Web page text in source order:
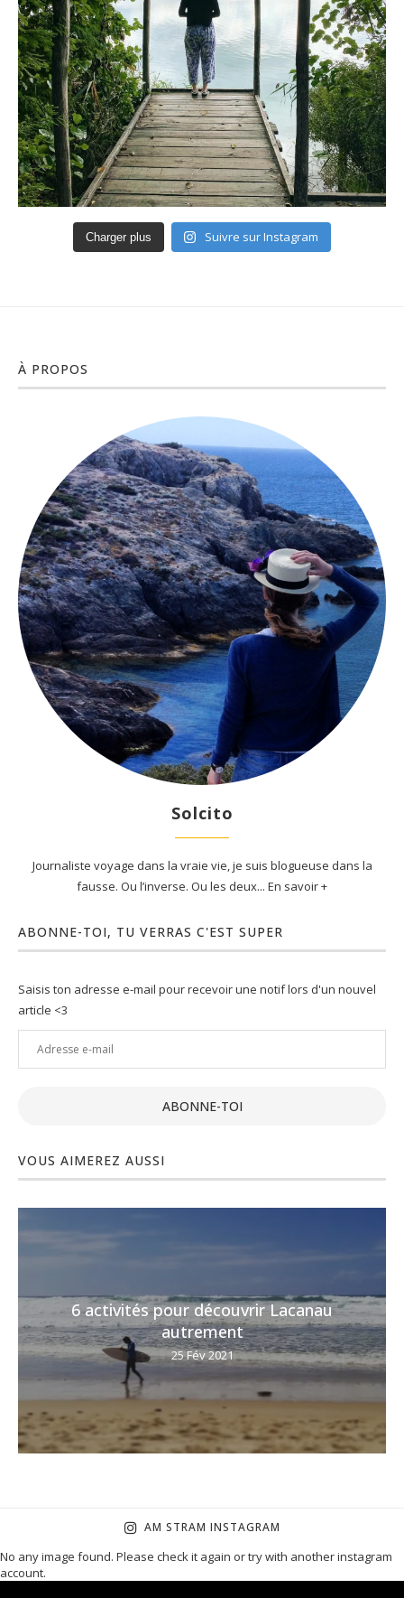
Charger plus Suivre sur Instagram
À PROPOS
Solcito
Journaliste voyage dans la vraie vie, je suis blogueuse dans la
fausse. Ou l’inverse. Ou les deux... En savoir +
ABONNE-TOI, TU VERRAS C'EST SUPER
Saisis ton adresse e-mail pour recevoir une notif lors d'un nouvel
article <3
Adresse
e-
ABONNE-TOI
VOUS AIMEREZ AUSSI
6 activités pour découvrir Lacanau
autrement
25 Fév 2021
AM STRAM INSTAGRAM
No any image found. Please check it again or try with another instagram
account.